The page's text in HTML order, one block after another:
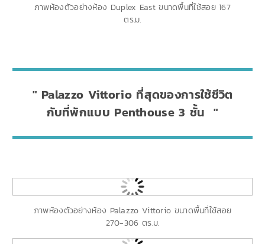
ภาพห้องตัวอย่างห้อง Duplex East ขนาดพื้นที่ใช้สอย 167
ตร.ม.
Palazzo Vittorio ที่สุดของการใช้ชีวิต
กับที่พักแบบ Penthouse 3 ชั้น
ภาพห้องตัวอย่างห้อง Palazzo Vittorio ขนาดพื้นที่ใช้สอย
270-306 ตร.ม.